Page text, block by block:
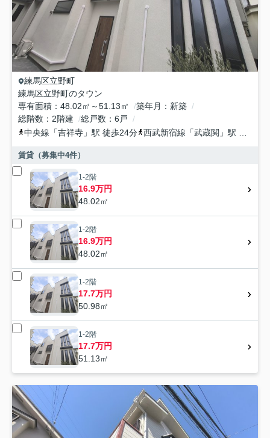
練馬区立野町
練馬区立野町のタウン
専有面積
48.02㎡～51.13㎡ 築年月
新築
総階数
2階建 総戸数
6戸
中央線 「吉祥寺 」駅 徒歩24分 西武新宿線 「武蔵関 」駅 徒歩16分
賃貸（募集中4件）
1-2階
16.9万円
48.02㎡
1-2階
16.9万円
48.02㎡
1-2階
17.7万円
50.98㎡
1-2階
17.7万円
51.13㎡